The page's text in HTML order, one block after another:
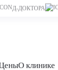
Д-ДОКТОРА
О клинике